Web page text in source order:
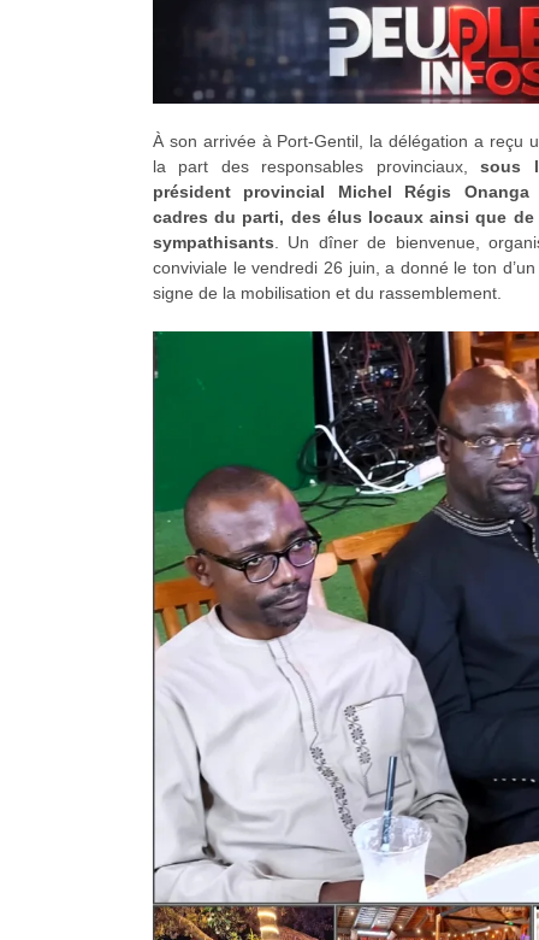
À son arrivée à Port-Gentil, la délégation a reçu
la part des responsables provinciaux,sous
président provincial Michel Régis
cadres du parti, des élus locaux ainsi que
sympathisants. Un dîner de bienvenue,
conviviale le vendredi 26 juin, a donné le ton
signe de la mobilisation et du rassemblement.